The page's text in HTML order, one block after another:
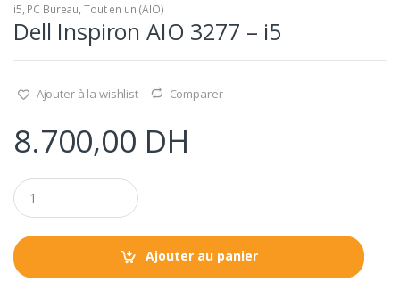
i5, PC Bureau, Tout en un (AIO)
Dell Inspiron AIO 3277 – i5
Ajouter à la wishlist Comparer
8.700,00 DH
Q
u
a
t
i
Ajouter au panier